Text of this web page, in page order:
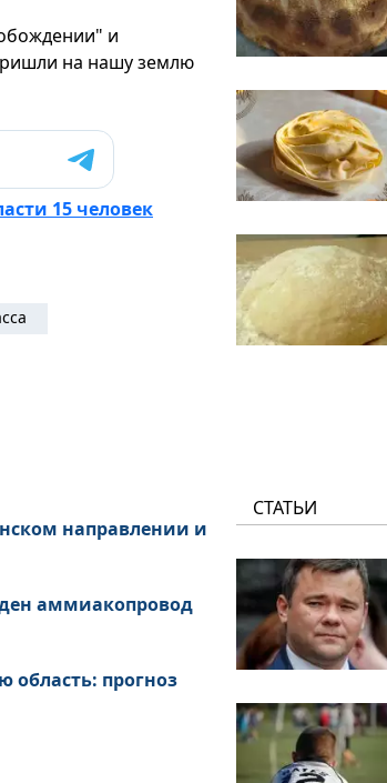
и
на нашу землю
15 человек
направлении и
аммиакопровод
область: прогноз
СТАТЬИ